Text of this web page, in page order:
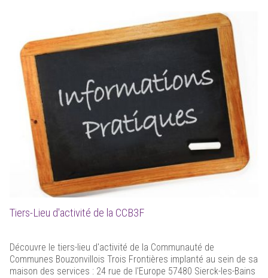
Tiers-Lieu d'activité de la CCB3F
Découvre le tiers-lieu d'activité de la Communauté de
Communes Bouzonvillois Trois Frontières implanté au sein de sa
maison des services : 24 rue de l'Europe 57480 Sierck-les-Bains